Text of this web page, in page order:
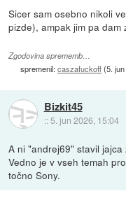
Sicer sam osebno nikoli
pizde), ampak jim pa
Zgodovina sprememb…
spremenil:caszafuckoff(5.
Bizkit45
:: 5. jun 2026, 15:04
A ni "andrej69" stavil
Vedno je v vseh temah
točno Sony.